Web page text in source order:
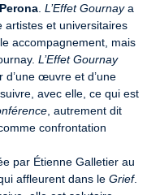
L’Effet Gournay a
artistes et universitaires
accompagnement, mais
L’Effet Gournay
œuvre et d’une
avec elle, ce qui est
, autrement dit
confrontation
par Étienne Galletier au
affleurent dans le Grief.